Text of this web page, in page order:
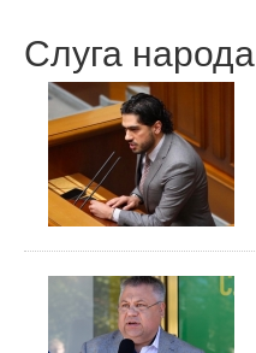
Слуга народа